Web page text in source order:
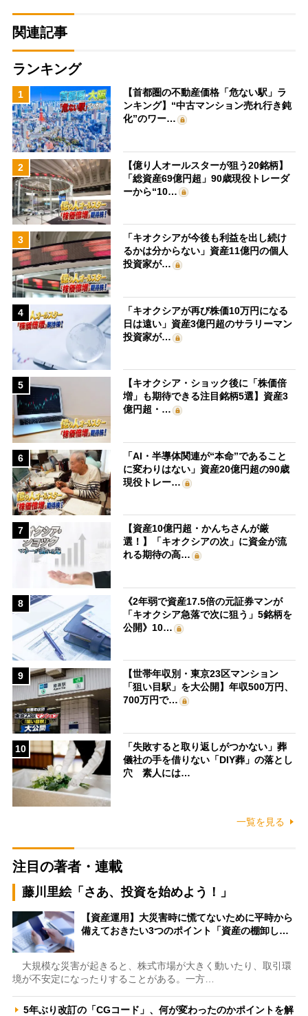
関連記事
ランキング
1
【首都圏の不動産価格「危ない駅」ラ
ンキング】“中古マンション売れ行き鈍
化”のワー…
2
【億り人オールスターが狙う20銘柄】
「総資産69億円超」90歳現役トレーダ
ーから“10…
3
「キオクシアが今後も利益を出し続け
るかは分からない」資産11億円の個人
投資家が…
4
「キオクシアが再び株価10万円になる
日は遠い」資産3億円超のサラリーマン
投資家が…
5
【キオクシア・ショック後に「株価倍
増」も期待できる注目銘柄5選】資産3
億円超・…
6
「AI・半導体関連が“本命”であること
に変わりはない」資産20億円超の90歳
現役トレー…
7
【資産10億円超・かんちさんが厳
選！】「キオクシアの次」に資金が流
れる期待の高…
8
《2年弱で資産17.5倍の元証券マンが
「キオクシア急落で次に狙う」5銘柄を
公開》10…
9
【世帯年収別・東京23区マンション
「狙い目駅」を大公開】年収500万円、
700万円で…
10
「失敗すると取り返しがつかない」葬
儀社の手を借りない「DIY葬」の落とし
穴 素人には…
一覧を見る
注目の著者・連載
藤川里絵「さあ、投資を始めよう！」
【資産運用】大災害時に慌てないために平時から
備えておきたい3つのポイント「資産の棚卸し…
大規模な災害が起きると、株式市場が大きく動いたり、取引環
境が不安定になったりすることがある。一方…
5年ぶり改訂の「CGコード」、何が変わったのかポイントを解